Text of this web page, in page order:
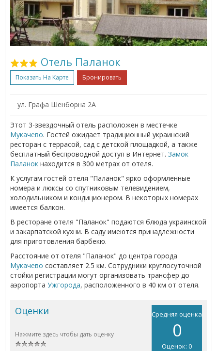
Отель Паланок
Показать На Карте Бронировать
ул. Графа Шенборна 2А
Этот 3-звездочный отель расположен в местечке
Мукачево. Гостей ожидает традиционный украинский
ресторан с террасой, сад с детской площадкой, а также
бесплатный беспроводной доступ в Интернет. Замок
Паланок находится в 300 метрах от отеля.
К услугам гостей отеля "Паланок" ярко оформленные
номера и люксы со спутниковым телевидением,
холодильником и кондиционером. В некоторых номерах
имеется балкон.
В ресторане отеля "Паланок" подаются блюда украинской
и закарпатской кухни. В саду имеются принадлежности
для приготовления барбекю.
Расстояние от отеля "Паланок" до центра города
Мукачево составляет 2.5 км. Сотрудники круглосуточной
стойки регистрации могут организовать трансфер до
аэропорта Ужгорода, расположенного в 40 км от отеля.
Средняя оценка
0
Оценок: 0
Оценки
Нажмите здесь чтобы дать оценку